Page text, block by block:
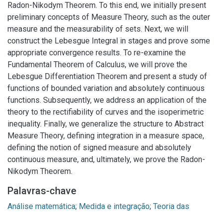
Radon-Nikodym Theorem. To this end, we initially present
preliminary concepts of Measure Theory, such as the outer
measure and the measurability of sets. Next, we will
construct the Lebesgue Integral in stages and prove some
appropriate convergence results. To re-examine the
Fundamental Theorem of Calculus, we will prove the
Lebesgue Differentiation Theorem and present a study of
functions of bounded variation and absolutely continuous
functions. Subsequently, we address an application of the
theory to the rectifiability of curves and the isoperimetric
inequality. Finally, we generalize the structure to Abstract
Measure Theory, defining integration in a measure space,
defining the notion of signed measure and absolutely
continuous measure, and, ultimately, we prove the Radon-
Nikodym Theorem.
Palavras-chave
Análise matemática; Medida e integração; Teoria das